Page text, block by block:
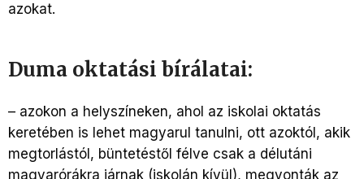
azokat.
Duma oktatási bírálatai:
– azokon a helyszíneken, ahol az iskolai oktatás
keretében is lehet magyarul tanulni, ott azoktól, akik
megtorlástól, büntetéstől félve csak a délutáni
magyarórákra járnak (iskolán kívül), megvonták az